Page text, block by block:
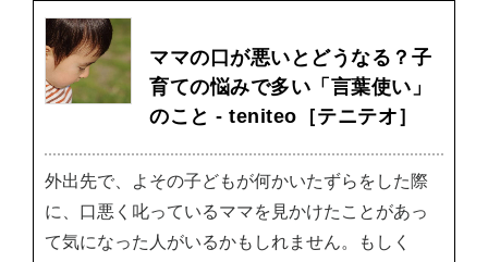
ママの口が悪いとどうなる？子
育ての悩みで多い「言葉使い」
のこと - teniteo［テニテオ］
外出先で、よその子どもが何かいたずらをした際
に、口悪く叱っているママを見かけたことがあっ
て気になった人がいるかもしれません。もしく